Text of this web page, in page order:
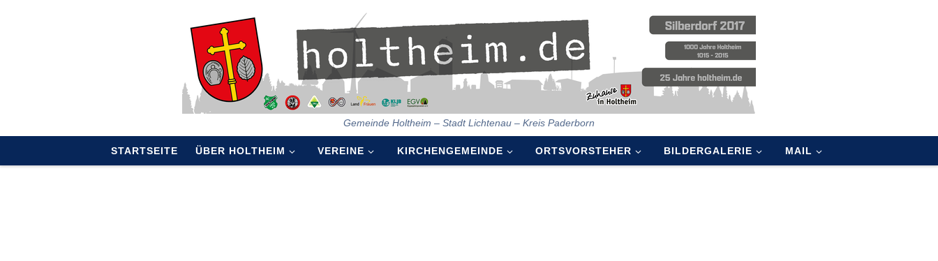
Gemeinde Holtheim – Stadt Lichtenau – Kreis Paderborn
STARTSEITE ÜBER HOLTHEIM VEREINE KIRCHENGEMEINDE ORTSVORSTEHER BILDERGALERIE MAIL